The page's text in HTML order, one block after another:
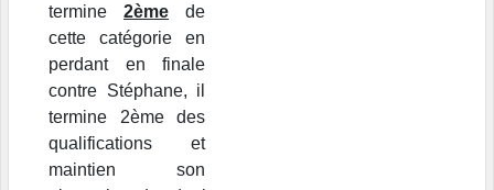
termine 2ème de
cette catégorie en
perdant en finale
contre Stéphane, il
termine 2ème des
qualifications et
maintien son